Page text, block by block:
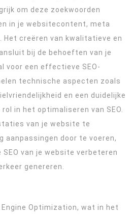
om deze zoekwoorden
in je websitecontent, meta
Het creëren van kwalitatieve en
bij de behoeften van je
voor een effectieve SEO-
technische aspecten zoals
en een duidelijke
in het optimaliseren van SEO.
van je website te
aanpassingen door te voeren,
van je website verbeteren
genereren.
Engine Optimization, wat in het